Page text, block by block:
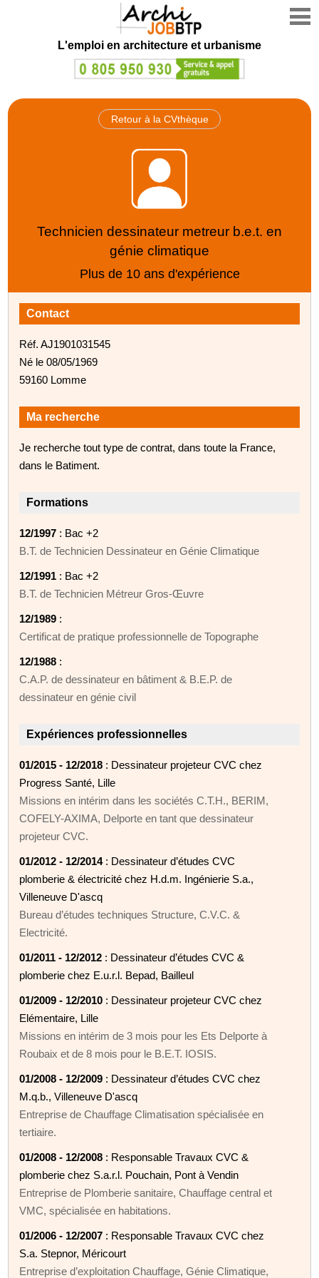
L'emploi en architecture et urbanisme
Retour à la CVthèque
Technicien dessinateur metreur b.e.t. en
génie climatique
Plus de 10 ans d'expérience
Contact
Réf. AJ1901031545
Né le 08/05/1969
59160 Lomme
Ma recherche
Je recherche tout type de contrat, dans toute la France,
dans le Batiment.
Formations
12/1997 : Bac +2
B.T. de Technicien Dessinateur en Génie Climatique
12/1991 : Bac +2
B.T. de Technicien Métreur Gros-Œuvre
12/1989 :
Certificat de pratique professionnelle de Topographe
12/1988 :
C.A.P. de dessinateur en bâtiment & B.E.P. de
dessinateur en génie civil
Expériences professionnelles
01/2015 - 12/2018 : Dessinateur projeteur CVC chez
Progress Santé, Lille
Missions en intérim dans les sociétés C.T.H., BERIM,
COFELY-AXIMA, Delporte en tant que dessinateur
projeteur CVC.
01/2012 - 12/2014: Dessinateur d’études CVC
plomberie & électricité chez H.d.m. Ingénierie S.a.,
Villeneuve D'ascq
Bureau d’études techniques Structure, C.V.C. &
Electricité.
01/2011 - 12/2012 : Dessinateur d’études CVC &
plomberie chez E.u.r.l. Bepad, Bailleul
01/2009 - 12/2010 : Dessinateur projeteur CVC chez
Elémentaire, Lille
Missions en intérim de 3 mois pour les Ets Delporte à
Roubaix et de 8 mois pour le B.E.T. IOSIS.
01/2008 - 12/2009 : Dessinateur d’études CVC chez
M.q.b., Villeneuve D'ascq
Entreprise de Chauffage Climatisation spécialisée en
tertiaire.
01/2008 - 12/2008 : Responsable Travaux CVC &
plomberie chez S.a.r.l. Pouchain, Pont à Vendin
Entreprise de Plomberie sanitaire, Chauffage central et
VMC, spécialisée en habitations.
01/2006 - 12/2007 : Responsable Travaux CVC chez
S.a. Stepnor, Méricourt
Entreprise d’exploitation Chauffage, Génie Climatique,